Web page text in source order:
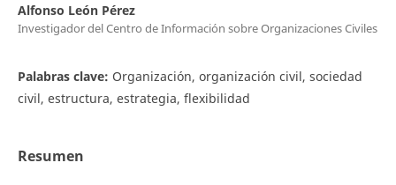
Alfonso León Pérez
Investigador del Centro de Información sobre Organizaciones Civiles
Palabras clave: Organización, organización civil, sociedad
civil, estructura, estrategia, flexibilidad
Resumen